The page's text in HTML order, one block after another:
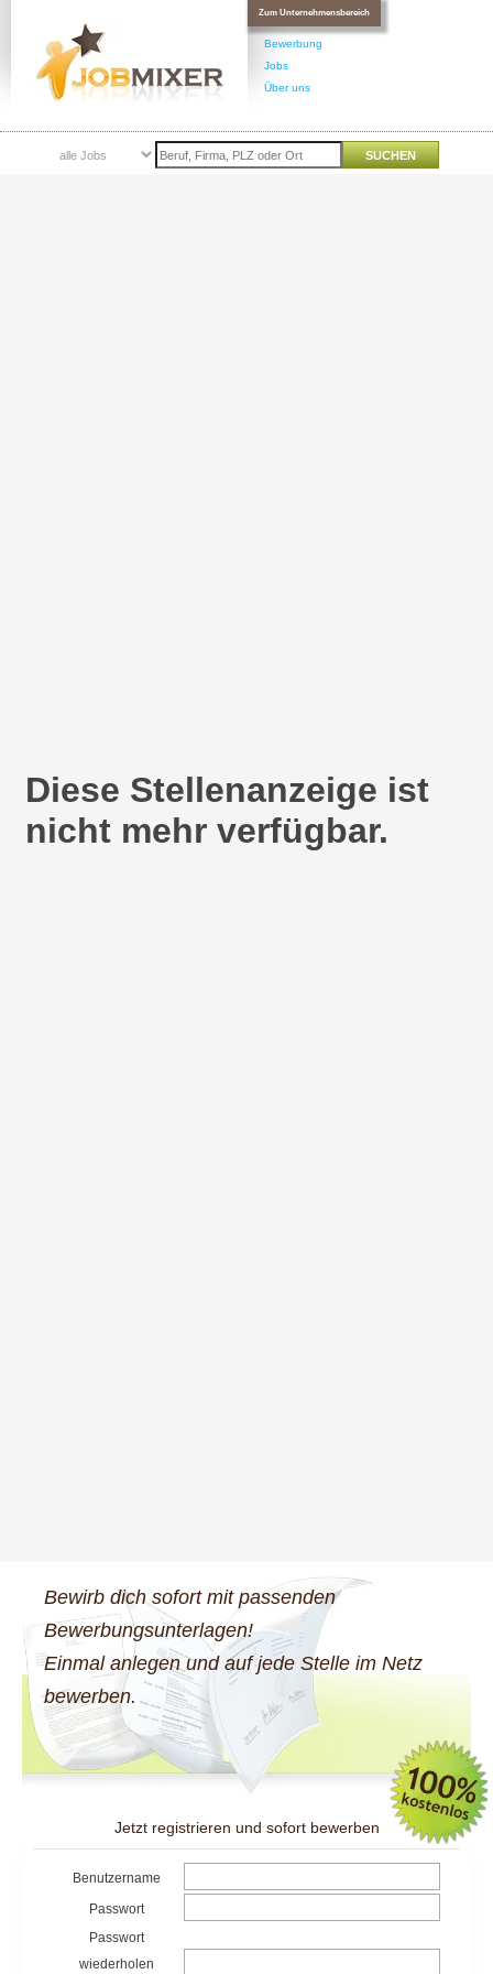
Zum Unternehmensbereich
Bewirb dich sofort mit passenden
Bewerbungsunterlagen!
Einmal anlegen und auf jede Stelle im Netz
bewerben.
Jetzt registrieren und sofort bewerben
Benutzername
Passwort
Passwort
wiederholen
Bewerbung
Jobs
Über uns